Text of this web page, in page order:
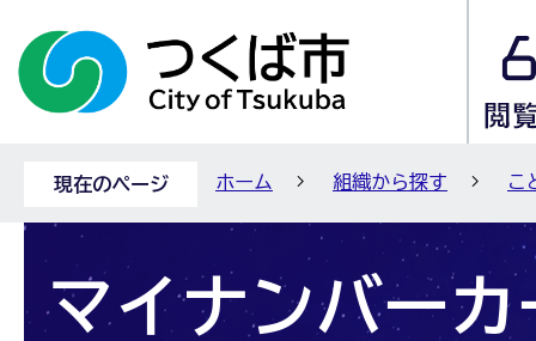
現在のページ ホーム 組織から探す こ
マイナンバーカ